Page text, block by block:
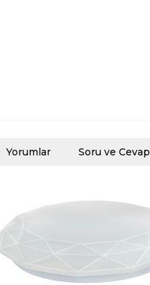
Yorumlar Soru ve Cevap